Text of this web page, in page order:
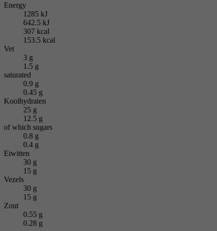
Energy
1285 kJ
642.5 kJ
307 kcal
153.5 kcal
Vet
3 g
1.5 g
saturated
0.9 g
0.45 g
Koolhydraten
25 g
12.5 g
of which sugars
0.8 g
0.4 g
Eiwitten
30 g
15 g
Vezels
30 g
15 g
Zout
0.55 g
0.28 g